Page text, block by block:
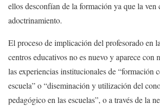
ellos desconfían de la formación ya que la ven
adoctrinamiento.
El proceso de implicación del profesorado en
centros educativos no es nuevo y aparece con
las experiencias institucionales de “formación
escuela” o “diseminación y utilización del
pedagógico en las escuelas”, o a través de la